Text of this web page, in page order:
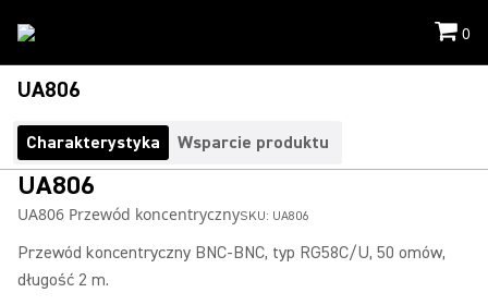
0
UA806
Charakterystyka Wsparcie produktu
UA806
UA806 Przewód koncentrycznySKU: UA806
Przewód koncentryczny BNC-BNC, typ RG58C/U, 50 omów,
długość 2 m.